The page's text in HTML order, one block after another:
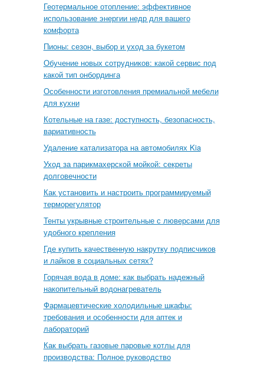
Геотермальное отопление: эффективное
использование энергии недр для вашего
комфорта
Пионы: сезон, выбор и уход за букетом
Обучение новых сотрудников: какой сервис под
какой тип онбординга
Особенности изготовления премиальной мебели
для кухни
Котельные на газе: доступность, безопасность,
вариативность
Удаление катализатора на автомобилях Kia
Уход за парикмахерской мойкой: секреты
долговечности
Как установить и настроить программируемый
терморегулятор
Тенты укрывные строительные с люверсами для
удобного крепления
Где купить качественную накрутку подписчиков
и лайков в социальных сетях?
Горячая вода в доме: как выбрать надежный
накопительный водонагреватель
Фармацевтические холодильные шкафы:
требования и особенности для аптек и
лабораторий
Как выбрать газовые паровые котлы для
производства: Полное руководство